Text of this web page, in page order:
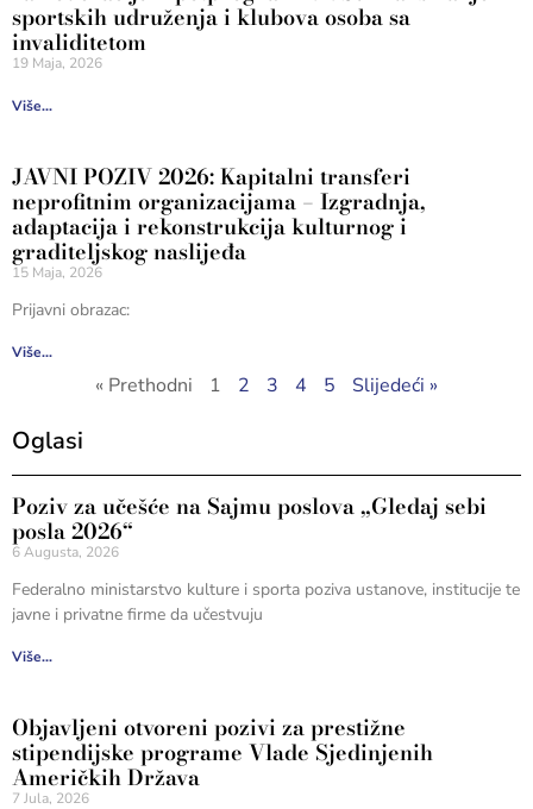
sportskih udruženja i klubova osoba sa
invaliditetom
19 Maja, 2026
Više...
JAVNI POZIV 2026: Kapitalni transferi
neprofitnim organizacijama – Izgradnja,
adaptacija i rekonstrukcija kulturnog i
graditeljskog naslijeđa
15 Maja, 2026
Prijavni obrazac:
Više...
« Prethodni 1 2 3 4 5 Slijedeći »
Oglasi
Poziv za učešće na Sajmu poslova „Gledaj sebi
posla 2026“
6 Augusta, 2026
Federalno ministarstvo kulture i sporta poziva ustanove, institucije te
javne i privatne firme da učestvuju
Više...
Objavljeni otvoreni pozivi za prestižne
stipendijske programe Vlade Sjedinjenih
Američkih Država
7 Jula, 2026